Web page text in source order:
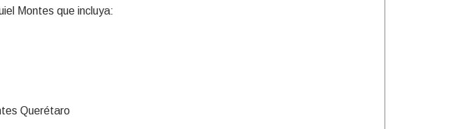
Montes que incluya:
Querétaro